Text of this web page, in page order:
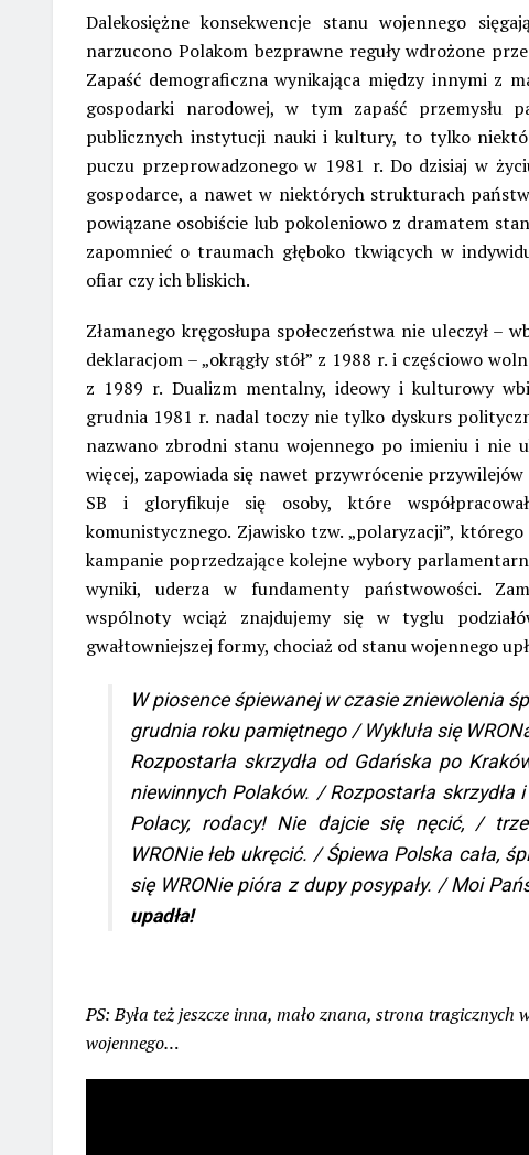
Dalekosiężne konsekwencje stanu wojennego
narzucono Polakom bezprawne reguły wdrożone
Zapaść demograficzna wynikająca między innymi z
gospodarki narodowej, w tym zapaść przemysłu
publicznych instytucji nauki i kultury, to tylko
puczu przeprowadzonego w 1981 r. Do dzisiaj w
gospodarce, a nawet w niektórych strukturach
powiązane osobiście lub pokoleniowo z dramatem
zapomnieć o traumach głęboko tkwiących w
ofiar czy ich bliskich.
Złamanego kręgosłupa społeczeństwa nie uleczył –
deklaracjom – „okrągły stół” z 1988 r. i częściowo
z 1989 r. Dualizm mentalny, ideowy i kulturowy
grudnia 1981 r. nadal toczy nie tylko dyskurs
nazwano zbrodni stanu wojennego po imieniu i nie
więcej, zapowiada się nawet przywrócenie
SB i gloryfikuje się osoby, które
komunistycznego. Zjawisko tzw. „polaryzacji”,
kampanie poprzedzające kolejne wybory
wyniki, uderza w fundamenty państwowości.
wspólnoty wciąż znajdujemy się w tyglu
gwałtowniejszej formy, chociaż od stanu wojennego
W piosence śpiewanej w czasie zniewolenia
grudnia roku pamiętnego / Wykluła się
Rozpostarła skrzydła od Gdańska po
niewinnych Polaków. / Rozpostarła
Polacy, rodacy! Nie dajcie się nęcić, /
WRONie łeb ukręcić. / Śpiewa Polska cała,
się WRONie pióra z dupy posypały. / Moi
upadła!
PS: Była też jeszcze inna, mało znana, strona tragicznych
wojennego…